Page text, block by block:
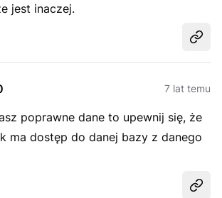
jest inaczej.
7 lat temu
poprawne dane to upewnij się, że
ma dostęp do danej bazy z danego